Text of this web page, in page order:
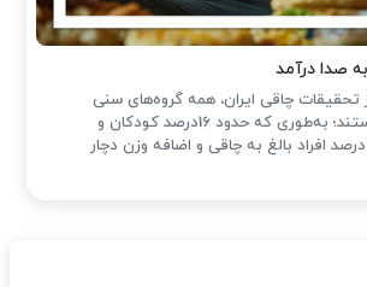
صدا درآمد
چاقی ایران، همه گروه‌های سنی
تحت‌تأثیر چاقی هستند؛ به‌طوری که حدود 16درصد کودکان و
نوجوانان و حدود 60درصد افراد بالغ به چاقی و اضافه وزن دچار